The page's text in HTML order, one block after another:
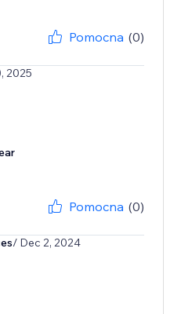
Pomocna (0)
2025
Pomocna (0)
/ Dec 2, 2024